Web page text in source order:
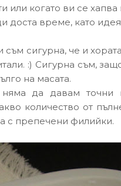
или когато ви се
доста време, като
сигурна, че и
:) Сигурна съм,
на масата.
да давам точни
количество от
с препечени филийки.